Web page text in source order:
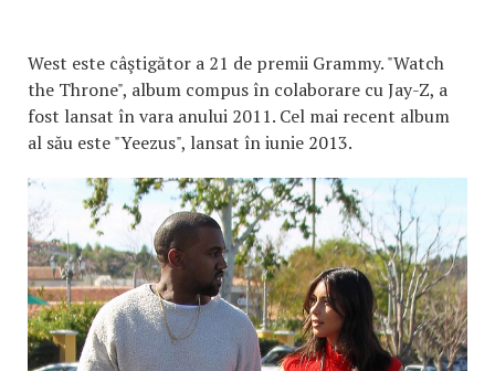
West este câştigător a 21 de premii Grammy. "Watch
the Throne", album compus în colaborare cu Jay-Z, a
fost lansat în vara anului 2011. Cel mai recent album
al său este "Yeezus", lansat în iunie 2013.